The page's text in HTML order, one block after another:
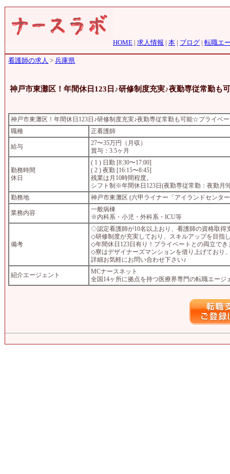
HOME | 求人情報 | 本 | ブログ | 転職エ
看護師の求人 >兵庫県
神戸市東灘区！年間休日123日♪研修制度充実♪夜勤専従常勤
神戸市東灘区！年間休日123日♪研修制度充実♪夜勤専従常勤も可能☆プライベ
職種
正看護師
給与
27〜35万円（月収）
賞与：3.5ヶ月
勤務時間
休日
( 1 ) 日勤 [8:30〜17:00]
( 2 ) 夜勤 [16:15〜8:45]
残業は月10時間程度。
シフト制※年間休日123日(夜勤専従常勤：夜勤月9
勤務地
神戸市東灘区 (六甲ライナー「アイランドセンタ
業務内容
一般病棟
※内科系・小児・外科系・ICU等
備考
◇認定看護師が10名以上おり、看護師の資格取得
◇研修制度が充実しており、スキルアップを目指
◇年間休日123日有り！プライベートとの両立でき
◇寮はデザイナーズマンションを借り上げており
詳細お気軽にお問い合わせ下さい♪
紹介エージェント
MCナースネット
全国14ヶ所に拠点を持つ医療界専門の転職エージ